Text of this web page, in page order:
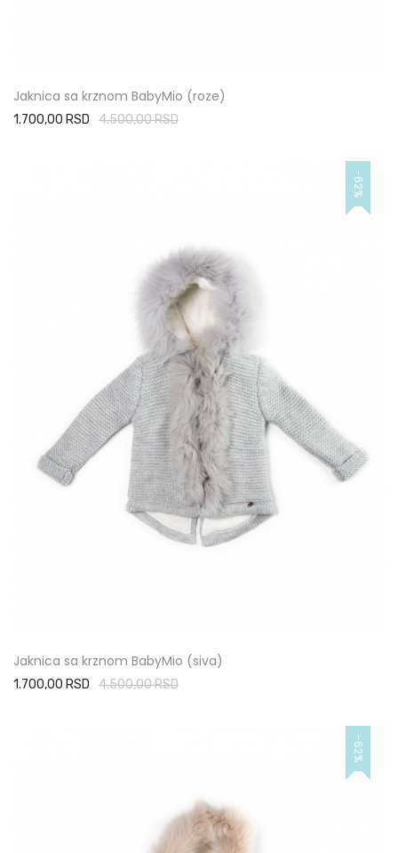
Jaknica sa krznom BabyMio (roze)
1.700,00 RSD 4.500,00 RSD
-62%
Jaknica sa krznom BabyMio (siva)
1.700,00 RSD 4.500,00 RSD
-62%